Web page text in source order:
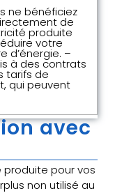
ne bénéficiez
de
produite
votre
d’énergie. –
à des contrats
tarifs de
qui peuvent
avec
produite pour vos
non utilisé au